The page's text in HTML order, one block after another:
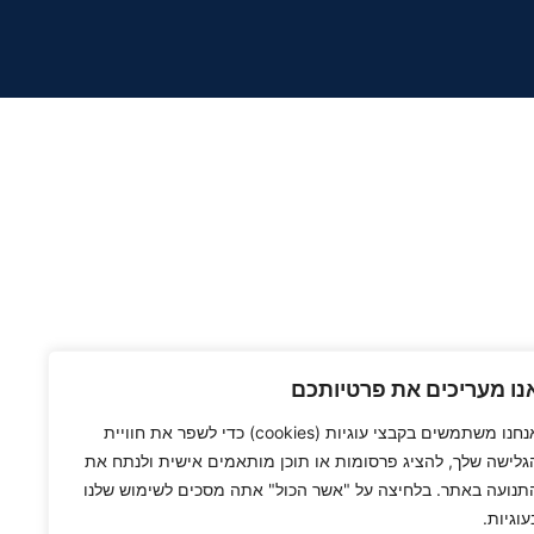
מעריכים את פרטיותכם
אנחנו משתמשים בקבצי עוגיות (cookies) כדי לשפר את חוויית
שלך, להציג פרסומות או תוכן מותאמים אישית ולנתח את
באתר. בלחיצה על "אשר הכול" אתה מסכים לשימוש שלנו